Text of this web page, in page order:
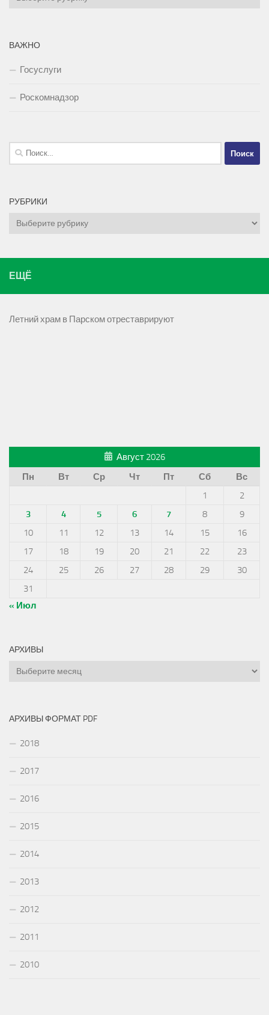
ВАЖНО
Госуслуги
Роскомнадзор
Найти:
РУБРИКИ
Рубрики
ЕЩЁ
Летний храм в Парском отреставрируют
Август 2026
Пн
Вт Ср Чт Пт Сб
Вс
1
2
3
4 5 6 7 8
9
10
11 12 13 14 15
16
17
18 19 20 21 22
23
24
25 26 27 28 29
30
31
« Июл
АРХИВЫ
Архивы
АРХИВЫ ФОРМАТ PDF
2018
2017
2016
2015
2014
2013
2012
2011
2010